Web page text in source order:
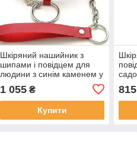
Шкіряний нашийник з
шипами і повідцем для
людини з синім каменем у
мазо ігор bdsm, Червоний
1 055₴
Купити
815